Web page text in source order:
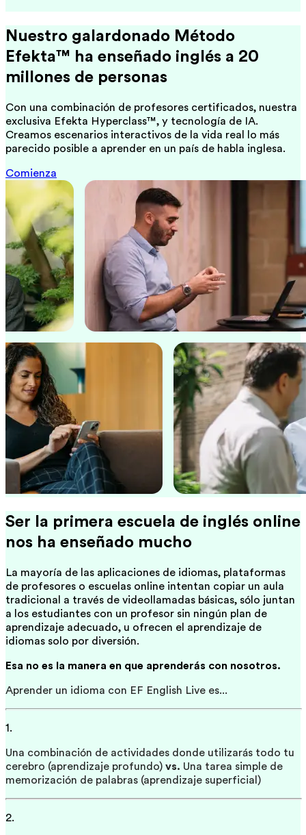
Nuestro galardonado Método
Efekta™ ha enseñado inglés a 20
millones de personas
Con una combinación de profesores certificados, nuestra
exclusiva Efekta Hyperclass™, y tecnología de IA.
Creamos escenarios interactivos de la vida real lo más
parecido posible a aprender en un país de habla inglesa.
Comienza
Ser la primera escuela de inglés online
nos ha enseñado mucho
La mayoría de las aplicaciones de idiomas, plataformas
de profesores o escuelas online intentan copiar un aula
tradicional a través de videollamadas básicas, sólo juntan
a los estudiantes con un profesor sin ningún plan de
aprendizaje adecuado, u ofrecen el aprendizaje de
idiomas solo por diversión.
Esa no es la manera en que aprenderás con nosotros.
Aprender un idioma con EF English Live es...
1.
Una combinación de actividades donde utilizarás todo tu
cerebro (aprendizaje profundo) vs. Una tarea simple de
memorización de palabras (aprendizaje superficial)
2.